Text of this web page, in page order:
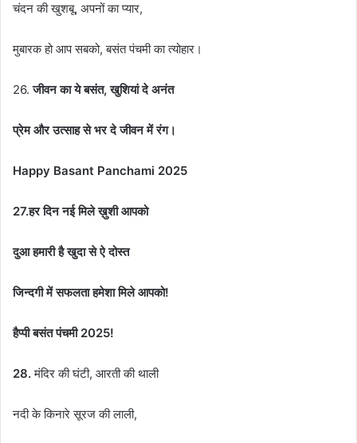
चंदन की खुशबू, अपनों का प्यार,
मुबारक हो आप सबको, बसंत पंचमी का त्योहार।
26.जीवन का ये बसंत, खुशियां दे अनंत
प्रेम और उत्साह से भर दे जीवन में रंग।
Happy Basant Panchami 2025
27.हर दिन नई मिले ख़ुशी आपको
दुआ हमारी है खुदा से ऐ दोस्त
जिन्दगी में सफलता हमेशा मिले आपको!
हैप्पी बसंत पंचमी 2025!
28.मंदिर की घंटी, आरती की थाली
नदी के किनारे सूरज की लाली,